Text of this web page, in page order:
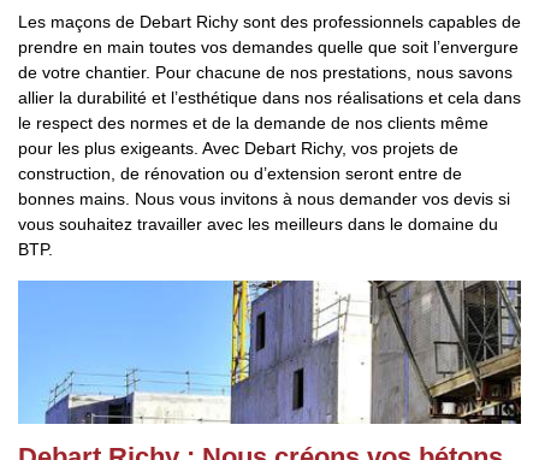
Les maçons de Debart Richy sont des professionnels capables de
prendre en main toutes vos demandes quelle que soit l’envergure
de votre chantier. Pour chacune de nos prestations, nous savons
allier la durabilité et l’esthétique dans nos réalisations et cela dans
le respect des normes et de la demande de nos clients même
pour les plus exigeants. Avec Debart Richy, vos projets de
construction, de rénovation ou d’extension seront entre de
bonnes mains. Nous vous invitons à nous demander vos devis si
vous souhaitez travailler avec les meilleurs dans le domaine du
BTP.